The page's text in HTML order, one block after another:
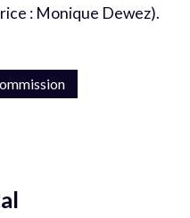
: Monique Dewez).